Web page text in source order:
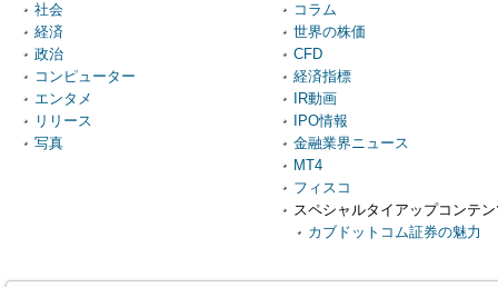
社会
経済
政治
コンピューター
エンタメ
リリース
写真
コラム
世界の株価
CFD
経済指標
IR動画
IPO情報
金融業界ニュース
MT4
フィスコ
スペシャルタイアップコンテ
カブドットコム証券の魅力